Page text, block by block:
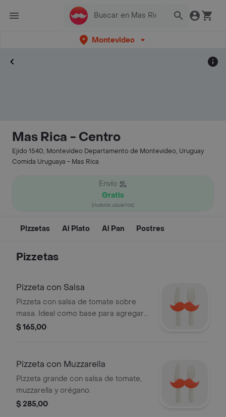
Montevideo
Mas Rica - Centro
Ejido 1540, Montevideo Departamento de Montevideo, Uruguay
Comida Uruguaya - Mas Rica
Envío
Gratis
(nuevos usuarios)
Pizzetas Al Plato Al Pan Postres
Pizzetas
Pizzeta con Salsa
Pizzeta con salsa de tomate sobre
masa. Ideal como base para agregar
tus ingredientes favoritos.
$ 165,00
Pizzeta con Muzzarella
Pizzeta grande con salsa de tomate,
muzzarella y orégano.
$ 285,00